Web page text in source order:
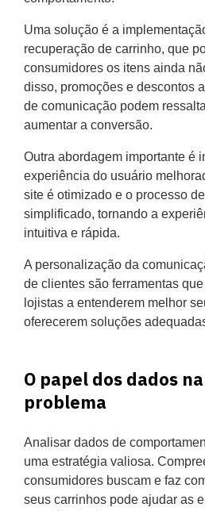
Uma solução é a
recuperação de carrinho, que
consumidores os itens ainda
disso, promoções e descontos
de comunicação podem
aumentar a conversão.
Outra abordagem importante é
experiência do usuário
site é otimizado e o processo
simplificado, tornando a
intuitiva e rápida.
A personalização da
de clientes são ferramentas
lojistas a entenderem melhor
oferecerem soluções
O papel dos dados
problema
Analisar dados de
uma estratégia valiosa.
consumidores buscam e faz
seus carrinhos pode ajudar as